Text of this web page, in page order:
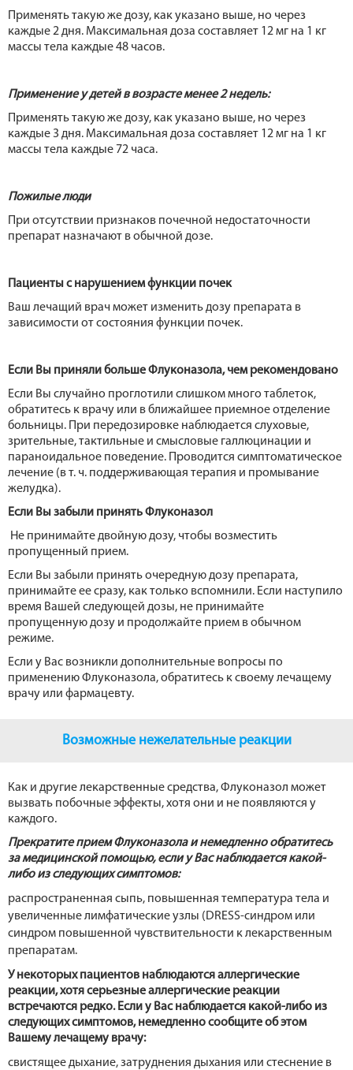
Применять такую же дозу, как указано выше, но через
каждые 2 дня. Максимальная доза составляет 12 мг на 1 кг
массы тела каждые 48 часов.
Применение у детей в возрасте менее 2 недель:
Применять такую же дозу, как указано выше, но через
каждые 3 дня. Максимальная доза составляет 12 мг на 1 кг
массы тела каждые 72 часа.
Пожилые люди
При отсутствии признаков почечной недостаточности
препарат назначают в обычной дозе.
Пациенты с нарушением функции почек
Ваш лечащий врач может изменить дозу препарата в
зависимости от состояния функции почек.
Если Вы приняли больше Флуконазола, чем рекомендовано
Если Вы случайно проглотили слишком много таблеток,
обратитесь к врачу или в ближайшее приемное отделение
больницы. При передозировке наблюдается слуховые,
зрительные, тактильные и смысловые галлюцинации и
параноидальное поведение. Проводится симптоматическое
лечение (в т. ч. поддерживающая терапия и промывание
желудка).
Если Вы забыли принять Флуконазол
Не принимайте двойную дозу, чтобы возместить
пропущенный прием.
Если Вы забыли принять очередную дозу препарата,
принимайте ее сразу, как только вспомнили. Если наступило
время Вашей следующей дозы, не принимайте
пропущенную дозу и продолжайте прием в обычном
режиме.
Если у Вас возникли дополнительные вопросы по
применению Флуконазола, обратитесь к своему лечащему
врачу или фармацевту.
Возможные нежелательные реакции
Как и другие лекарственные средства, Флуконазол может
вызвать побочные эффекты, хотя они и не появляются у
каждого.
Прекратите прием Флуконазола и немедленно обратитесь
за медицинской помощью, если у Вас наблюдается какой-
либо из следующих симптомов:
распространенная сыпь, повышенная температура тела и
увеличенные лимфатические узлы (DRESS-синдром или
синдром повышенной чувствительности к лекарственным
препаратам.
У некоторых пациентов наблюдаются аллергические
реакции, хотя серьезные аллергические реакции
встречаются редко. Если у Вас наблюдается какой-либо из
следующих симптомов, немедленно сообщите об этом
Вашему лечащему врачу:
свистящее дыхание, затруднения дыхания или стеснение в